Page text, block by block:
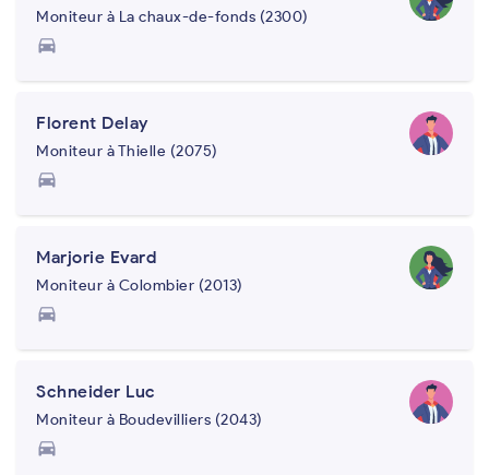
Moniteur à La chaux-de-fonds (2300)
directions_car
Florent Delay
Moniteur à Thielle (2075)
directions_car
Marjorie Evard
Moniteur à Colombier (2013)
directions_car
Schneider Luc
Moniteur à Boudevilliers (2043)
directions_car